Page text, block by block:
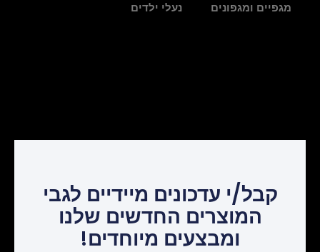
מגפיים ומגפונים נעלי ילדים
קבל/י עדכונים מיידיים לגבי
המוצרים החדשים שלנו
ומבצעים מיוחדים!